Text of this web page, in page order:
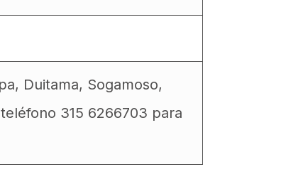
Duitama, Sogamoso,
315 6266703 para